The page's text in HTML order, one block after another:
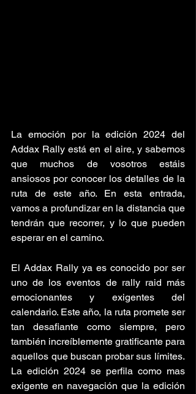
La emoción por la edición 2024 del
Addax Rally está en el aire, y sabemos
que muchos de vosotros estáis
ansiosos por conocer los detalles de la
ruta de este año. En esta entrada,
vamos a profundizar en la distancia que
tendrán que recorrer, y lo que pueden
esperar en el camino.
El Addax Rally ya es conocido por ser
uno de los eventos de rally raid más
emocionantes y exigentes del
calendario. Este año, la ruta promete ser
tan desafiante como siempre, pero
también increíblemente gratificante para
aquellos que buscan probar sus límites.
La edición 2024 se perfila como mas
exigente en navegación que la edición